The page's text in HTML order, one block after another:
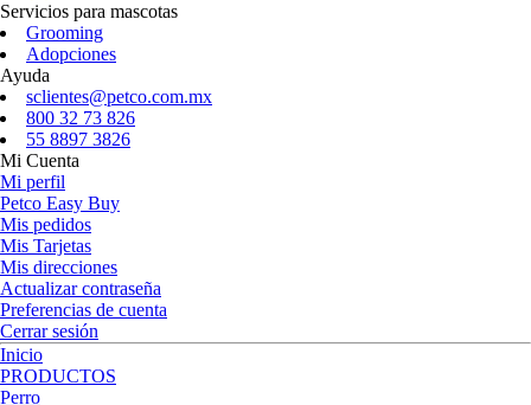
Servicios para mascotas
Grooming
Adopciones
Ayuda
sclientes@petco.com.mx
800 32 73 826
55 8897 3826
Mi Cuenta
Mi perfil
Petco Easy Buy
Mis pedidos
Mis Tarjetas
Mis direcciones
Actualizar contraseña
Preferencias de cuenta
Cerrar sesión
Inicio
PRODUCTOS
Perro